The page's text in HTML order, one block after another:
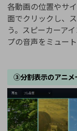
各動画の位置やサ
面でクリックし、
う。スピーカーア
プの音声をミュート
③分割表示のアニメ